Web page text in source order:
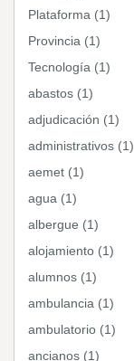
Plataforma (1)
Provincia (1)
Tecnología (1)
abastos (1)
adjudicación (1)
administrativos (1)
aemet (1)
agua (1)
albergue (1)
alojamiento (1)
alumnos (1)
ambulancia (1)
ambulatorio (1)
ancianos (1)